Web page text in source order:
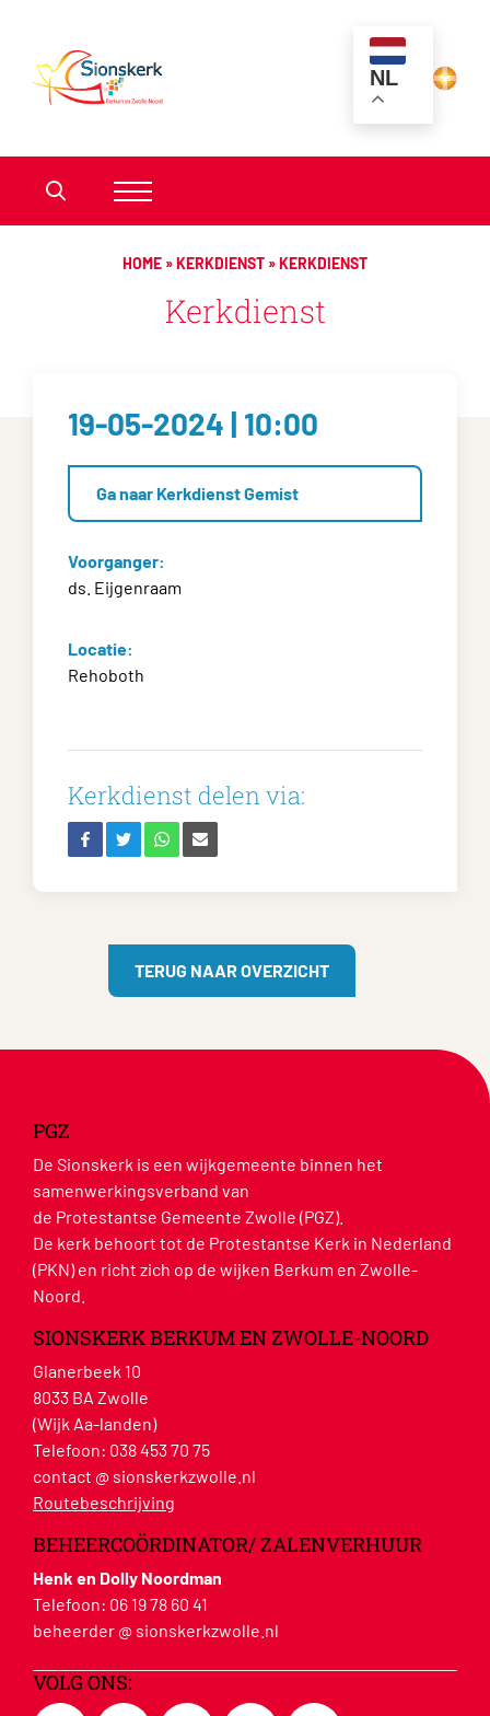
NL
HOME »KERKDIENST »KERKDIENST
Kerkdienst
19-05-2024 | 10:00
Ga naar Kerkdienst Gemist
Voorganger:
ds. Eijgenraam
Locatie:
Rehoboth
Kerkdienst delen via:
TERUG NAAR OVERZICHT
PGZ
De Sionskerk is een wijkgemeente binnen het
samenwerkingsverband van
de Protestantse Gemeente Zwolle (PGZ).
De kerk behoort tot de Protestantse Kerk in Nederland
(PKN) en richt zich op de wijken Berkum en Zwolle-
Noord.
SIONSKERK BERKUM EN ZWOLLE-NOORD
Glanerbeek 10
8033 BA Zwolle
(Wijk Aa-landen)
Telefoon: 038 453 70 75
contact @ sionskerkzwolle.nl
Routebeschrijving
BEHEERCOÖRDINATOR/ ZALENVERHUUR
Henk en Dolly Noordman
Telefoon: 06 19 78 60 41
beheerder @ sionskerkzwolle.nl
VOLG ONS: